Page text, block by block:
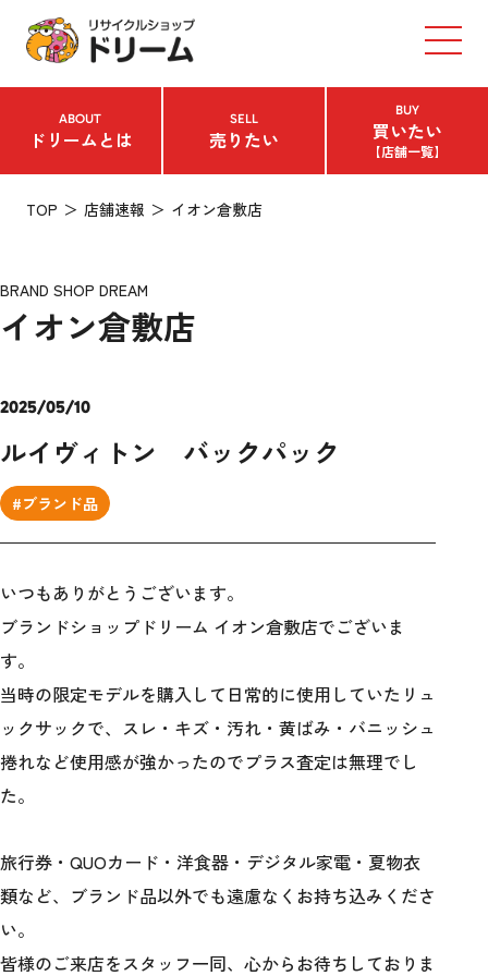
ABOUT
ドリームとは
SELL
売りたい
BUY
買いたい
【店舗一覧】
TOP 店舗速報 イオン倉敷店
BRAND SHOP DREAM
イオン倉敷店
2025/05/10
ルイヴィトン バックパック
#ブランド品
いつもありがとうございます。
ブランドショップドリーム イオン倉敷店でございま
す。
当時の限定モデルを購入して日常的に使用していたリュ
ックサックで、スレ・キズ・汚れ・黄ばみ・バニッシュ
捲れなど使用感が強かったのでプラス査定は無理でし
た。
旅行券・QUOカード・洋食器・デジタル家電・夏物衣
類など、ブランド品以外でも遠慮なくお持ち込みくださ
い。
皆様のご来店をスタッフ一同、心からお待ちしておりま